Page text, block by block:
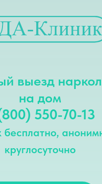
выезд
на дом
550-70-13
бесплатно,
круглосуточно